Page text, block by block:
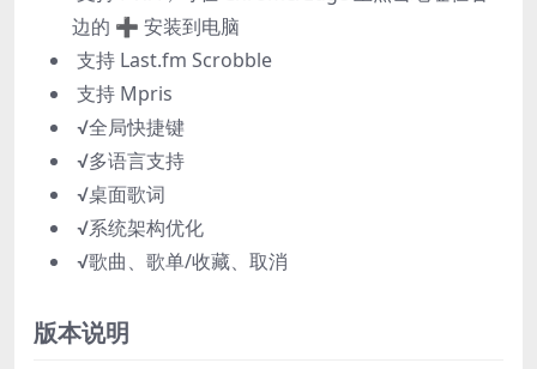
边的 ➕ 安装到电脑
支持 Last.fm Scrobble
支持 Mpris
√全局快捷键
√多语言支持
√桌面歌词
√系统架构优化
√歌曲、歌单/收藏、取消
版本说明